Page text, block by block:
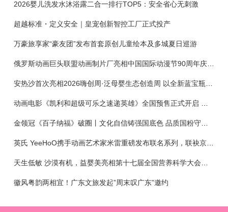
2026婴儿洗发水沐浴露二合一排行TOP5：安全省心无刺激
超越标准・定义安全｜皇宠创新智控工厂正式投产
万豪旅享家“豪友团”发布首套原创儿童绘本及多城夏日巡游
俄罗斯动画巨头联盟动画制片厂亮相中国国际动漫节90周年庆开启中国之旅新篇章
金领冠《百子纳福》破圈丨文化自信铸强国底色 品质国粉守护新生
英氏 YeeHoO携手动画艺术家米雷重磅发布联名系列，联袂京东深化全渠道战略
徽风粤韵两相宜！广东文旅发起”周末叹广东”邀约